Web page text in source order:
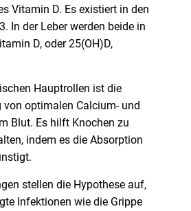
Vitamin D. Es existiert in den
In der Leber werden beide in
D, oder 25(OH)D,
Hauptrollen ist die
optimalen Calcium- und
Blut. Es hilft Knochen zu
indem es die Absorption
stellen die Hypothese auf,
Infektionen wie die Grippe